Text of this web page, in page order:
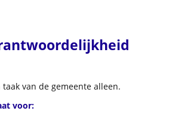
van de gemeente alleen.
voor: